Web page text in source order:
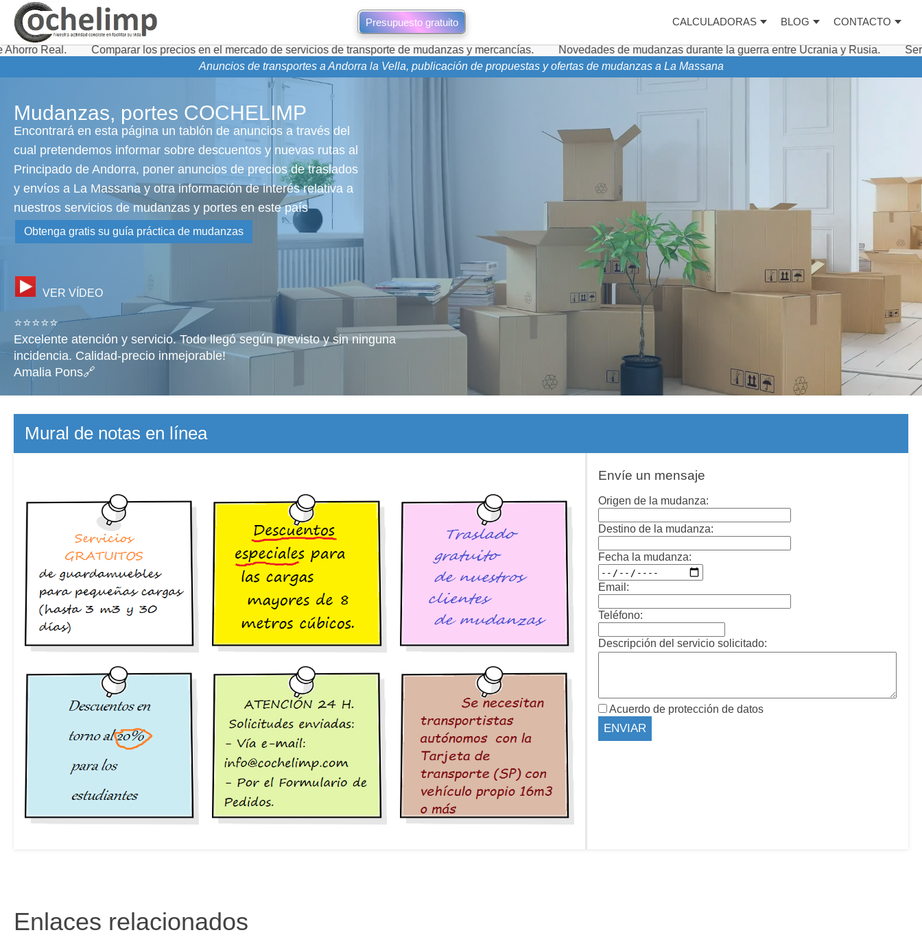
Presupuesto gratuito CALCULADORAS BLOG CONTACTO
Comparar los precios en el mercado de servicios de transporte de mudanzas y mercancías. Novedades de mudanzas durante la guerra entre Ucrania y Rusia.
Servicios
Anuncios de transportes a Andorra la Vella, publicación de propuestas y ofertas de mudanzas a La Massana
Mudanzas, portes COCHELIMP
Encontrará en esta página un tablón de anuncios a través del
cual pretendemos informar sobre descuentos y nuevas rutas al
Principado de Andorra, poner anuncios de precios de traslados
y envíos a La Massana y otra información de interés relativa a
nuestros servicios de mudanzas y portes en este país
Obtenga gratis su guía práctica de mudanzas
VER VÍDEO
⭐⭐⭐⭐⭐
Excelente atención y servicio. Todo llegó según previsto y sin ninguna
incidencia. Calidad-precio inmejorable!
Amalia Pons🔗
Mural de notas en línea
Envíe un mensaje
Origen de la mudanza:
Destino de la mudanza:
Fecha la mudanza:
Email:
Teléfono:
Descripción del servicio solicitado:
Acuerdo de protección de datos
Enlaces relacionados